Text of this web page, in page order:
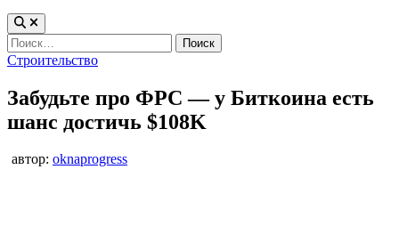
Найти:
Опубликовано
Строительство
Забудьте про ФРС — у Биткоина есть
шанс достичь $108K
автор: oknaprogress